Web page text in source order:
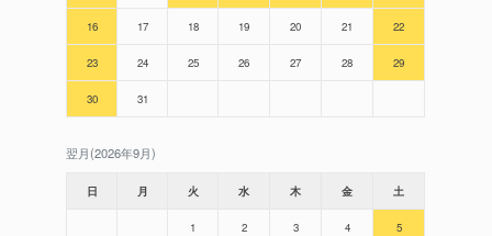
16 17 18 19 20 21 22
23 24 25 26 27 28 29
30 31
翌月(2026年9月)
日 月 火 水 木 金 土
1 2 3 4 5